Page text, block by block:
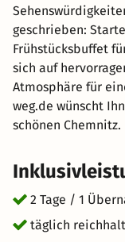
geschrieben:
Frühstücksbuffet
sich auf
Atmosphäre für
weg.de wünscht
schönen Chemnitz.
2 Tage / 1
täglich